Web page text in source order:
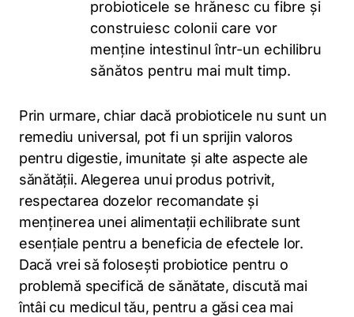
probioticele se hrănesc cu fibre și
construiesc colonii care vor
menține intestinul într-un echilibru
sănătos pentru mai mult timp.
Prin urmare, chiar dacă probioticele nu sunt un
remediu universal, pot fi un sprijin valoros
pentru digestie, imunitate și alte aspecte ale
sănătății. Alegerea unui produs potrivit,
respectarea dozelor recomandate și
menținerea unei alimentații echilibrate sunt
esențiale pentru a beneficia de efectele lor.
Dacă vrei să folosești probiotice pentru o
problemă specifică de sănătate, discută mai
întâi cu medicul tău, pentru a găsi cea mai